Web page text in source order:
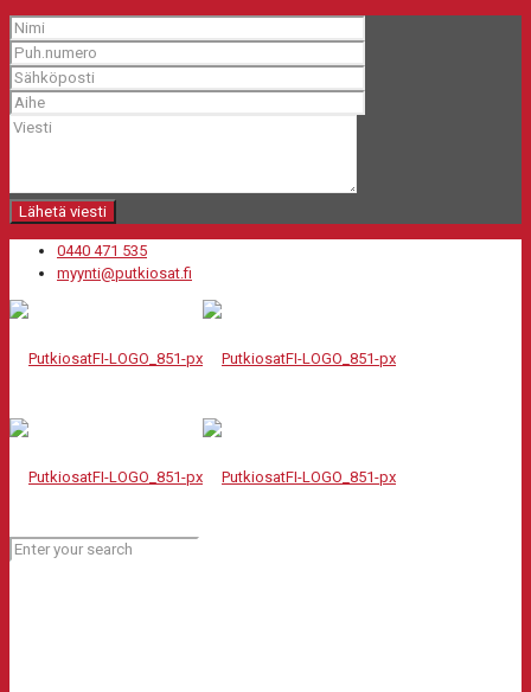
0440 471 535
myynti@putkiosat.fi